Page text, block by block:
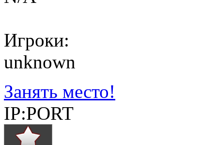
Игроки:
unknown
Занять место!
IP:PORT